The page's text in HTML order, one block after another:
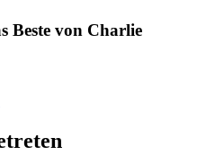
Beste von Charlie